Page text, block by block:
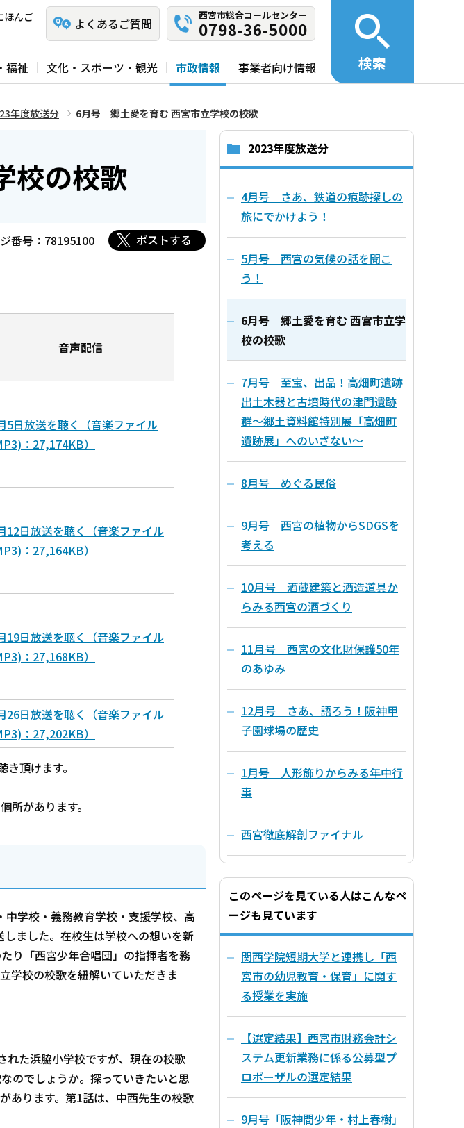
ほんご よくあるご質問
西宮市総合コールセンター
0798-36-5000
福祉 文化・スポーツ・観光 市政情報 事業者向け情報 検索
年度放送分 6月号 郷土愛を育む 西宮市立学校の校歌
校の校歌
番号：78195100 ポストする
音声配信
5日放送を聴く（音楽ファイル
：27,174KB）
12日放送を聴く（音楽ファイル
：27,164KB）
19日放送を聴く（音楽ファイル
：27,168KB）
26日放送を聴く（音楽ファイル
：27,202KB）
頂けます。
があります。
学校・義務教育学校・支援学校、高
ました。在校生は学校への想いを新
り「西宮少年合唱団」の指揮者を務
学校の校歌を紐解いていただきま
た浜脇小学校ですが、現在の校歌
のでしょうか。探っていきたいと思
あります。第1話は、中西先生の校歌
2023年度放送分
4月号 さあ、鉄道の痕跡探しの
旅にでかけよう！
5月号 西宮の気候の話を聞こ
う！
6月号 郷土愛を育む 西宮市立学
校の校歌
7月号 至宝、出品！高畑町遺跡
出土木器と古墳時代の津門遺跡
群～郷土資料館特別展「高畑町
遺跡展」へのいざない～
8月号 めぐる民俗
9月号 西宮の植物からSDGSを
考える
10月号 酒蔵建築と酒造道具か
らみる西宮の酒づくり
11月号 西宮の文化財保護50年
のあゆみ
12月号 さあ、語ろう！阪神甲
子園球場の歴史
1月号 人形飾りからみる年中行
事
西宮徹底解剖ファイナル
このページを見ている人はこんなペ
ージも見ています
関西学院短期大学と連携し「西
宮市の幼児教育・保育」に関す
る授業を実施
【選定結果】西宮市財務会計シ
ステム更新業務に係る公募型プ
ロポーザルの選定結果
9月号「阪神間少年・村上春樹」